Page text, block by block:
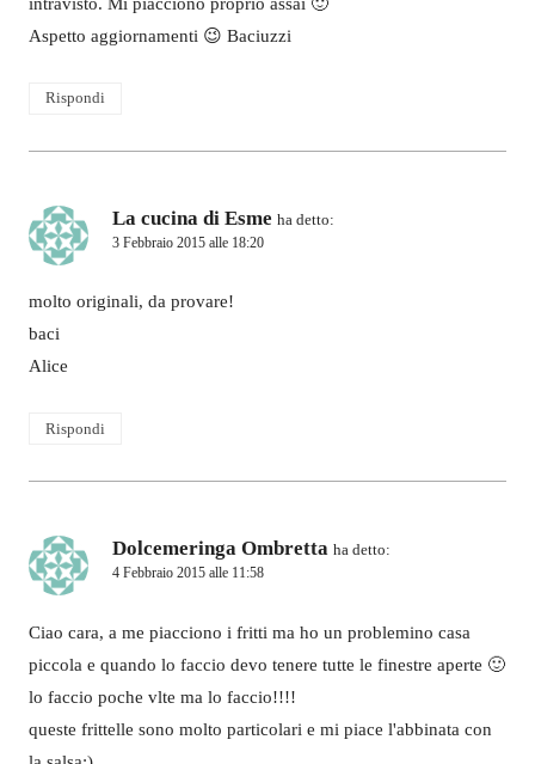
Aspetto aggiornamenti 😉 Baciuzzi
Rispondi
La cucina di Esme ha detto:
3 Febbraio 2015 alle 18:20
molto originali, da provare!
baci
Alice
Rispondi
Dolcemeringa Ombretta ha detto:
4 Febbraio 2015 alle 11:58
Ciao cara, a me piacciono i fritti ma ho un problemino casa
piccola e quando lo faccio devo tenere tutte le finestre aperte 🙂
lo faccio poche vlte ma lo faccio!!!!
queste frittelle sono molto particolari e mi piace l'abbinata con